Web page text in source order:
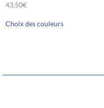
43,50€
Choix des couleursproduit
peuvent